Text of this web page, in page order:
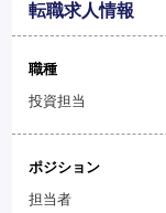
転職求人情報
職種
投資担当
ポジション
担当者